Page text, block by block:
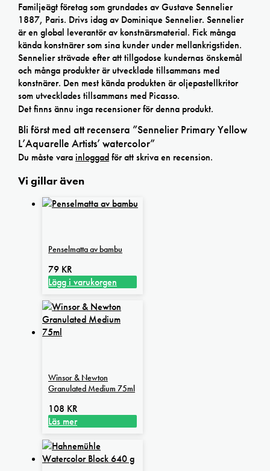
Familjeägt företag som grundades av Gustave Sennelier
1887, Paris. Drivs idag av Dominique Sennelier. Sennelier
är en global leverantör av konstnärsmaterial. Fick många
kända konstnärer som sina kunder under mellankrigstiden.
Sennelier strävade efter att tillgodose kundernas önskemål
och många produkter är utvecklade tillsammans med
konstnärer. Den mest kända produkten är oljepastellkritor
som utvecklades tillsammans med Picasso.
Det finns ännu inga recensioner för denna produkt.
Bli först med att recensera ”Sennelier Primary Yellow
L’Aquarelle Artists’ watercolor”
Du måste varainloggadför att skriva en recension.
Vi gillar även
Penselmatta av bambu
79 KR
Lägg i varukorgen
Winsor & Newton
Granulated Medium 75ml
108 KR
Läs mer